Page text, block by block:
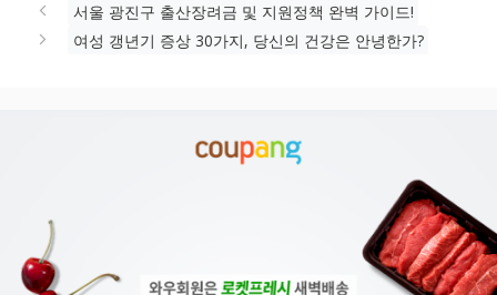
서울 광진구 출산장려금 및 지원정책 완벽 가이드!
여성 갱년기 증상 30가지, 당신의 건강은 안녕한가?